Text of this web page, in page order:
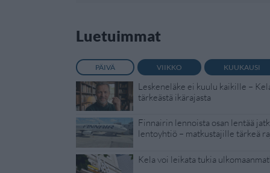
Luetuimmat
PÄIVÄ VIIKKO KUUKAUSI
Leskeneläke ei kuulu kaikille –
tärkeästä ikärajasta
Finnairin lennoista osan lentää
lentoyhtiö – matkustajille tärkeä
Kela voi leikata tukia